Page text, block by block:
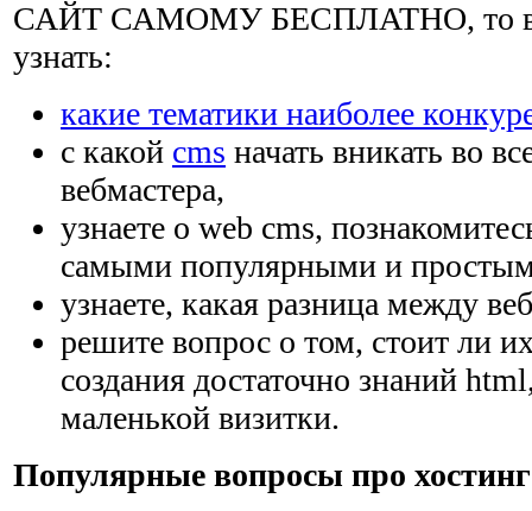
САЙТ САМОМУ БЕСПЛАТНО, то
узнать:
какие тематики наиболее
с какой cms начать вникать во
вебмастера,
узнаете о web cms,
самыми популярными и
узнаете, какая разница между
решите вопрос о том, стоит ли
создания достаточно знаний
маленькой визитки.
Популярные вопросы про